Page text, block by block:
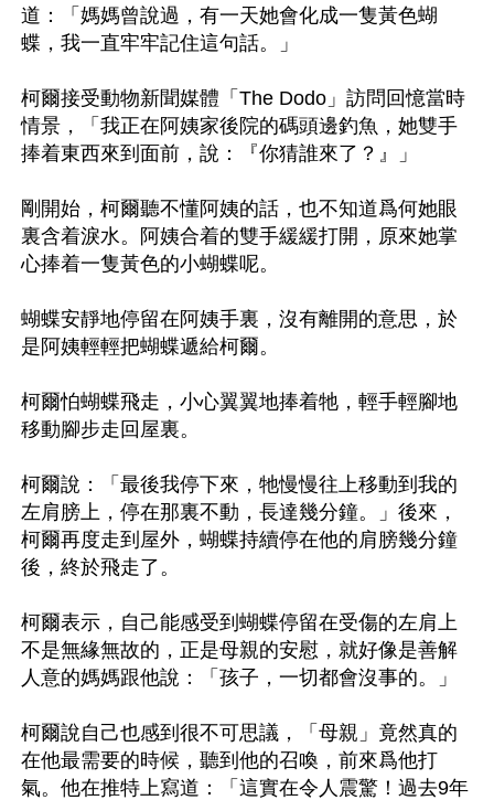
道：「媽媽曾說過，有一天她會化成一隻黃色蝴
蝶，我一直牢牢記住這句話。」
柯爾接受動物新聞媒體「The Dodo」訪問回憶當時
情景，「我正在阿姨家後院的碼頭邊釣魚，她雙手
捧着東西來到面前，說：『你猜誰來了？』」
剛開始，柯爾聽不懂阿姨的話，也不知道爲何她眼
裏含着淚水。阿姨合着的雙手緩緩打開，原來她掌
心捧着一隻黃色的小蝴蝶呢。
蝴蝶安靜地停留在阿姨手裏，沒有離開的意思，於
是阿姨輕輕把蝴蝶遞給柯爾。
柯爾怕蝴蝶飛走，小心翼翼地捧着牠，輕手輕腳地
移動腳步走回屋裏。
柯爾說：「最後我停下來，牠慢慢往上移動到我的
左肩膀上，停在那裏不動，長達幾分鐘。」後來，
柯爾再度走到屋外，蝴蝶持續停在他的肩膀幾分鐘
後，終於飛走了。
柯爾表示，自己能感受到蝴蝶停留在受傷的左肩上
不是無緣無故的，正是母親的安慰，就好像是善解
人意的媽媽跟他說：「孩子，一切都會沒事的。」
柯爾說自己也感到很不可思議，「母親」竟然真的
在他最需要的時候，聽到他的召喚，前來爲他打
氣。他在推特上寫道：「這實在令人震驚！過去9年